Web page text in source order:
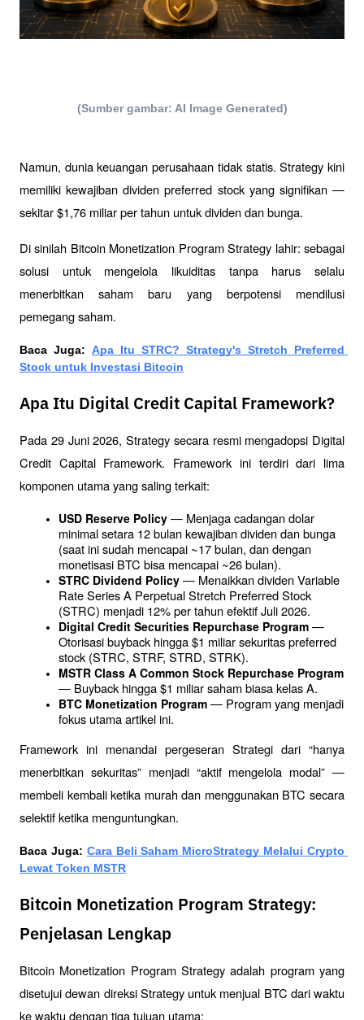
(Sumber gambar: AI Image Generated)
Namun, dunia keuangan perusahaan tidak statis. Strategy kini
memiliki kewajiban dividen preferred stock yang signifikan —
sekitar $1,76 miliar per tahun untuk dividen dan bunga.
Di sinilah Bitcoin Monetization Program Strategy lahir: sebagai
solusi untuk mengelola likuiditas tanpa harus selalu
menerbitkan saham baru yang berpotensi mendilusi
pemegang saham.
Baca Juga: Apa Itu STRC? Strategy's Stretch Preferred
Stock untuk Investasi Bitcoin
Apa Itu Digital Credit Capital Framework?
Pada 29 Juni 2026, Strategy secara resmi mengadopsi Digital
Credit Capital Framework. Framework ini terdiri dari lima
komponen utama yang saling terkait:
USD Reserve Policy — Menjaga cadangan dolar
minimal setara 12 bulan kewajiban dividen dan bunga
(saat ini sudah mencapai ~17 bulan, dan dengan
monetisasi BTC bisa mencapai ~26 bulan).
STRC Dividend Policy — Menaikkan dividen Variable
Rate Series A Perpetual Stretch Preferred Stock
(STRC) menjadi 12% per tahun efektif Juli 2026.
Digital Credit Securities Repurchase Program —
Otorisasi buyback hingga $1 miliar sekuritas preferred
stock (STRC, STRF, STRD, STRK).
MSTR Class A Common Stock Repurchase Program
— Buyback hingga $1 miliar saham biasa kelas A.
BTC Monetization Program — Program yang menjadi
fokus utama artikel ini.
Framework ini menandai pergeseran Strategi dari “hanya
menerbitkan sekuritas” menjadi “aktif mengelola modal” —
membeli kembali ketika murah dan menggunakan BTC secara
selektif ketika menguntungkan.
Baca Juga: Cara Beli Saham MicroStrategy Melalui Crypto
Lewat Token MSTR
Bitcoin Monetization Program Strategy:
Penjelasan Lengkap
Bitcoin Monetization Program Strategy adalah program yang
disetujui dewan direksi Strategy untuk menjual BTC dari waktu
ke waktu dengan tiga tujuan utama: